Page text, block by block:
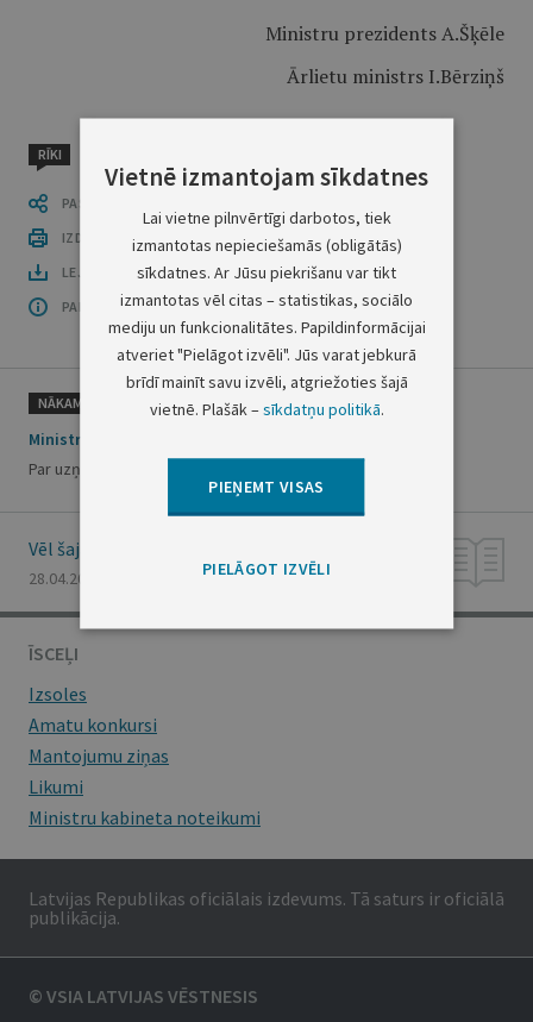
Ministru prezidents A.Šķēle
Ārlietu ministrs I.Bērziņš
RĪKI
PASTĀSTI CITIEM
IZDRUKĀT PUBLIKĀCIJU
LEJUPLĀDĒT LAIDIENU (PDF)
PAR OFICIĀLO IZDEVUMU
NĀKAMAIS
Ministru kabineta rīkojums Nr.199
Par uzņemšanu Latvijas pilsonībā naturalizācijas kārtībā
Vēl šajā numurā
28.04.2000., Nr. 151/153
ĪSCEĻI
Izsoles
Amatu konkursi
Mantojumu ziņas
Likumi
Ministru kabineta noteikumi
Latvijas Republikas oficiālais izdevums. Tā saturs ir oficiālā
publikācija.
© VSIA LATVIJAS VĒSTNESIS
Vietnē izmantojam sīkdatnes
Lai vietne pilnvērtīgi darbotos, tiek
izmantotas nepieciešamās (obligātās)
sīkdatnes. Ar Jūsu piekrišanu var tikt
izmantotas vēl citas – statistikas, sociālo
mediju un funkcionalitātes. Papildinformācijai
atveriet "Pielāgot izvēli". Jūs varat jebkurā
brīdī mainīt savu izvēli, atgriežoties šajā
vietnē. Plašāk –sīkdatņu politikā.
PIEŅEMT VISAS
PIELĀGOT IZVĒLI